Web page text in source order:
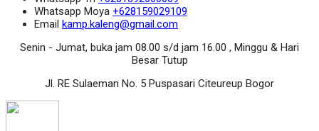
Whatsapp Moya +628159029109
Email kamp.kaleng@gmail.com
Senin - Jumat, buka jam 08.00 s/d jam 16.00 , Minggu & Hari
Besar Tutup
Jl. RE Sulaeman No. 5 Puspasari Citeureup Bogor